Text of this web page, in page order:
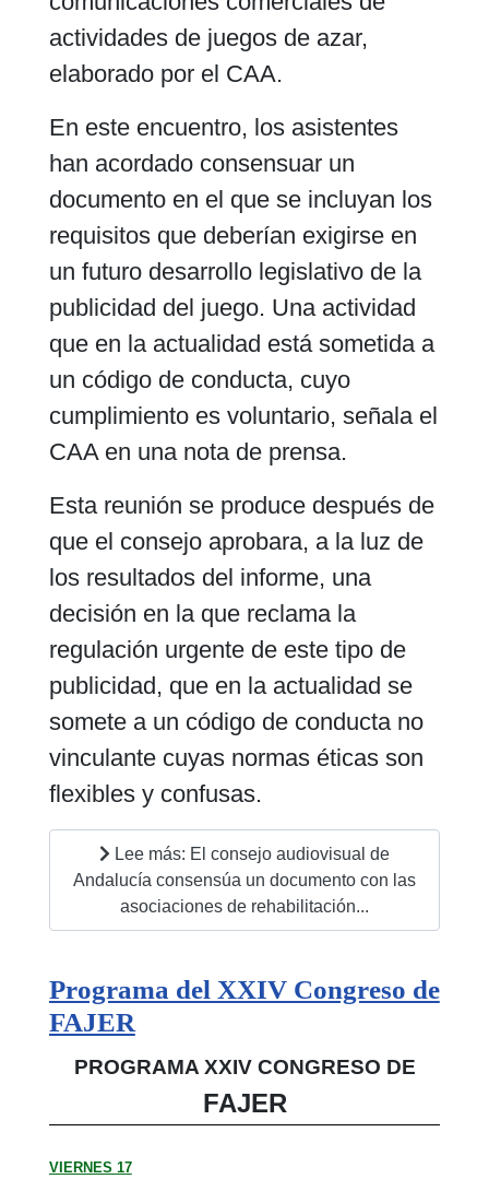
actividades de juegos de azar,
elaborado por el CAA.
En este encuentro, los asistentes
han acordado consensuar un
documento en el que se incluyan los
requisitos que deberían exigirse en
un futuro desarrollo legislativo de la
publicidad del juego. Una actividad
que en la actualidad está sometida a
un código de conducta, cuyo
cumplimiento es voluntario, señala el
CAA en una nota de prensa.
Esta reunión se produce después de
que el consejo aprobara, a la luz de
los resultados del informe, una
decisión en la que reclama la
regulación urgente de este tipo de
publicidad, que en la actualidad se
somete a un código de conducta no
vinculante cuyas normas éticas son
flexibles y confusas.
Lee más: El consejo audiovisual de
Andalucía consensúa un documento con las
asociaciones de rehabilitación...
Programa del XXIV Congreso de
FAJER
PROGRAMA XXIV CONGRESO DE
FAJER
VIERNES 17